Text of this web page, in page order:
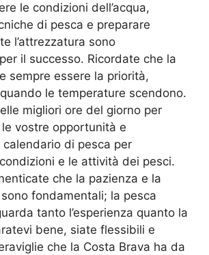
le condizioni dell’acqua,
di pesca e preparare
l’attrezzatura sono
il successo. Ricordate che la
sempre essere la priorità,
le temperature scendono.
migliori ore del giorno per
vostre opportunità e
di pesca per
e le attività dei pesci.
che la pazienza e la
fondamentali; la pesca
tanto l’esperienza quanto la
bene, siate flessibili e
che la Costa Brava ha da